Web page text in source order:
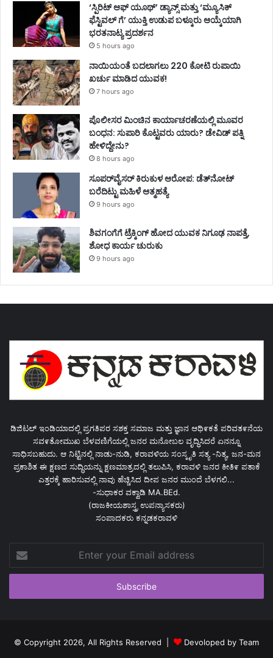
‘ಸ್ಪಿರಿಟ್ ಆಫ್ ಯೂಥ್’ ಡ್ಯಾನ್ಸ್ ಮತ್ತು ‘ಮ್ಯೂಸಿಕ್
ಫೆಸ್ಟಿವಲ್ ಗೆ’ ಯುಕ್ತಿ ಉಡುಪ ಬಳ್ಕೂರು ಆಯ್ಕೆಯಾಗಿ
ಭರತನಾಟ್ಯ ಪ್ರದರ್ಶನ
5 hours ago
ನಾಯಿಯಂತೆ ಬದಲಾಗಲು 220 ಕೋಟಿ ರುಪಾಯಿ
ಖರ್ಚು ಮಾಡಿದ ಯುವಕ!
7 hours ago
ಪೊಲೀಸರ ಮಿಂಚಿನ ಕಾರ್ಯಾಚರಣೆಯಲ್ಲಿ ಮೂವರ
ಬಂಧನ: ಸುಪಾರಿ ಕೊಟ್ಟವರು ಯಾರು? ಡೇವಿಡ್ ಪತ್ನಿ
ಹೇಳಿದ್ದೇನು?
8 hours ago
ಸೂಪರ್‌ವೈಸರ್‌ ಕಿರುಕುಳ ಆರೋಪ: ಡೆತ್‌ನೋಟ್‌
ಬರೆದಿಟ್ಟು ಮಹಿಳೆ ಆತ್ಮಹತ್ಯೆ
9 hours ago
ಶಿವಗಂಗೆಗೆ ಟ್ರೆಕ್ಕಿಂಗ್‌ ಹೋದ ಯುವಕ ನಿಗೂಢ ನಾಪತ್ತೆ,
ಶೋಧ ಕಾರ್ಯ ಚುರುಕು
9 hours ago
ಡಿಜಿಟಲ್ ಇಂಡಿಯಾದಲ್ಲಿ ಪ್ರಗತಿಪರ ಸಶಕ್ತ ಸಮಾಜ ಮತ್ತು ಜ್ಞಾನ ಆಥಿ೯ಕತೆ ಪರಿವತ೯ನೆಯ
ಸವ೯ತೋಮುಖ ಬೆಳವಣಿಗೆಯಲ್ಲಿ ಜನರ ಮನೋಬಲ ವೃದ್ಧಿಸಿದರೆ ಏನನ್ನೂ
ಸಾಧಿಸಬಹುದು. ಆ ನಿಟ್ಟಿನಲ್ಲಿ ನಾಡು-ನುಡಿ, ಕರಾವಳಿಯ ಸಂಸ್ಕೃತಿ ಸತ್ಯ -ನಿತ್ಯ, ಜನ-ಮನ
ಪ್ರಕಾಶಿತ ಈ ಕ್ಷಣದ ಸುದ್ಧಿಯನ್ನು ಕ್ಷಣಮಾತ್ರದಲ್ಲಿ ತಲುಪಿಸಿ, ಕರಾವಳಿ ಜನರ ಕೀತಿ೯ ಪತಾಕೆ
ಎತ್ತರಕ್ಕೆ ಹಾರಿಸುವಲ್ಲಿ ನಾವು ಹೆಚ್ಚಿಸಿದ ದೀಪ ಜನರ ಮುಂದೆ ಬೆಳಗಲಿ...
-ಸುಧಾಕರ ವಕ್ವಾಡಿ MA.BEd.
(ರಾಜಕೀಯಶಾಸ್ತ್ರ ಉಪನ್ಯಾಸಕರು)
ಸಂಪಾದಕರು ಕನ್ನಡಕರಾವಳಿ
your
Email
© Copyright 2026, All Rights Reserved |
Devoloped by Team